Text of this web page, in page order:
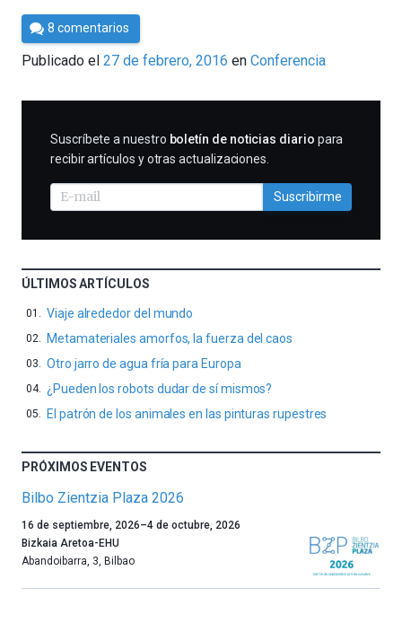
Por
César
Tomé
8 comentarios
Publicado el 27 de febrero, 2016 en Conferencia
SUSCRIBIRME
Suscríbete a nuestro boletín de noticias diario para
recibir artículos y otras actualizaciones.
Suscribirme
ÚLTIMOS ARTÍCULOS
Viaje alrededor del mundo
Metamateriales amorfos, la fuerza del caos
Otro jarro de agua fría para Europa
¿Pueden los robots dudar de sí mismos?
El patrón de los animales en las pinturas rupestres
PRÓXIMOS EVENTOS
Bilbo Zientzia Plaza 2026
Un
año
más,
16 de septiembre, 2026–4 de octubre, 2026
Bizkaia Aretoa-EHU
Abandoibarra, 3, Bilbao